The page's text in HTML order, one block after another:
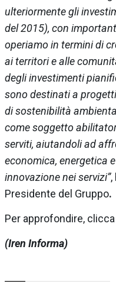
ulteriormente gli
del 2015), con
operiamo in termini di
ai territori e alle
degli investimenti
sono destinati a
di sostenibilità
come soggetto
serviti, aiutandoli ad
economica, energetica
innovazione nei servizi”,
Presidente del Gruppo.
Per approfondire, clicca
(Iren Informa)